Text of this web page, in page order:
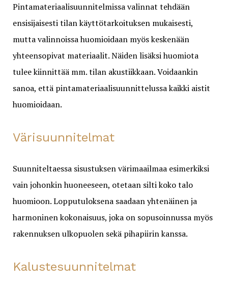
Pintamateriaalisuunnitelmissa valinnat tehdään
ensisijaisesti tilan käyttötarkoituksen mukaisesti,
mutta valinnoissa huomioidaan myös keskenään
yhteensopivat materiaalit. Näiden lisäksi huomiota
tulee kiinnittää mm. tilan akustiikkaan. Voidaankin
sanoa, että pintamateriaalisuunnittelussa kaikki aistit
huomioidaan.
Värisuunnitelmat
Suunniteltaessa sisustuksen värimaailmaa esimerkiksi
vain johonkin huoneeseen, otetaan silti koko talo
huomioon. Lopputuloksena saadaan yhtenäinen ja
harmoninen kokonaisuus, joka on sopusoinnussa myös
rakennuksen ulkopuolen sekä pihapiirin kanssa.
Kalustesuunnitelmat